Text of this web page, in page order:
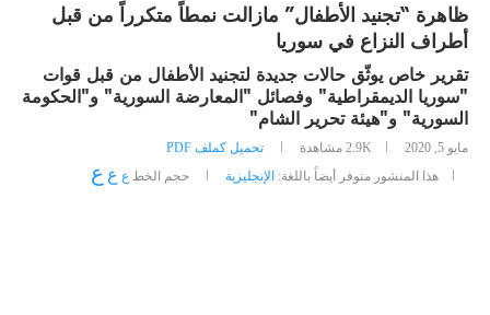
ظاهرة “تجنيد الأطفال” مازالت نمطاً متكرراً من قبل
أطراف النزاع في سوريا
تقرير خاص يوثّق حالات جديدة لتجنيد الأطفال من قبل قوات
"سوريا الديمقراطية" وفصائل "المعارضة السورية" و"الحكومة
السورية" و"هيئة تحرير الشام"
مايو 5, 2020 2.9K مشاهدة
تحميل كملف PDF
هذا المنشور متوفر أيضاً باللغة: الإنجليزية حجم الخط ع ع ع